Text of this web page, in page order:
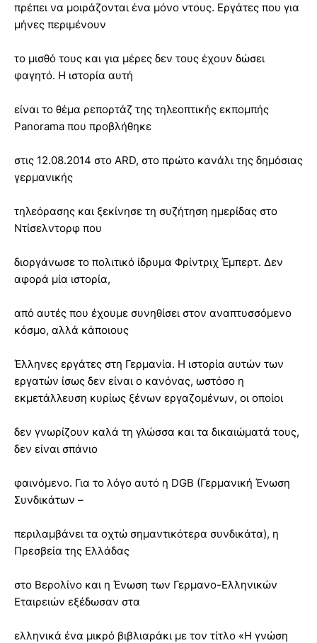
πρέπει να μοιράζονται ένα μόνο ντους. Εργάτες που για
μήνες περιμένουν
το μισθό τους και για μέρες δεν τους έχουν δώσει
φαγητό. Η ιστορία αυτή
είναι το θέμα ρεπορτάζ της τηλεοπτικής εκπομπής
Panorama που προβλήθηκε
στις 12.08.2014 στο ARD, στο πρώτο κανάλι της δημόσιας
γερμανικής
τηλεόρασης και ξεκίνησε τη συζήτηση ημερίδας στο
Ντίσελντορφ που
διοργάνωσε το πολιτικό ίδρυμα Φρίντριχ Έμπερτ. Δεν
αφορά μία ιστορία,
από αυτές που έχουμε συνηθίσει στον αναπτυσσόμενο
κόσμο, αλλά κάποιους
Έλληνες εργάτες στη Γερμανία. Η ιστορία αυτών των
εργατών ίσως δεν είναι ο κανόνας, ωστόσο η
εκμετάλλευση κυρίως ξένων εργαζομένων, οι οποίοι
δεν γνωρίζουν καλά τη γλώσσα και τα δικαιώματά τους,
δεν είναι σπάνιο
φαινόμενο. Για το λόγο αυτό η DGB (Γερμανική Ένωση
Συνδικάτων –
περιλαμβάνει τα οχτώ σημαντικότερα συνδικάτα), η
Πρεσβεία της Ελλάδας
στο Βερολίνο και η Ένωση των Γερμανο-Ελληνικών
Εταιρειών εξέδωσαν στα
ελληνικά ένα μικρό βιβλιαράκι με τον τίτλο «Η γνώση